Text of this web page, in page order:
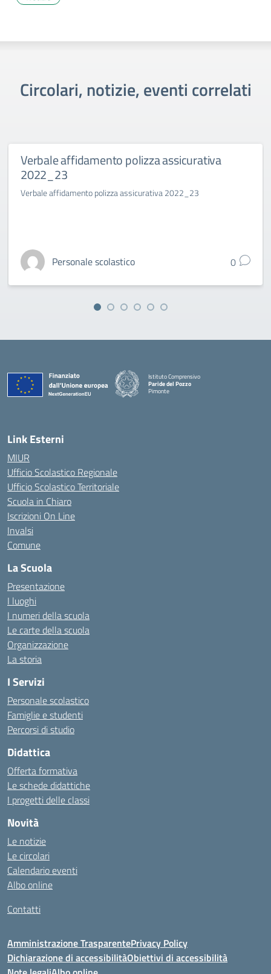
Circolari, notizie, eventi correlati
Verbale affidamento polizza assicurativa
2022_23
Verbale affidamento polizza assicurativa 2022_23
Personale scolastico 0
Istituto Comprensivo
Paride del Pozzo
Pimonte
Link Esterni
MIUR
Ufficio Scolastico Regionale
Ufficio Scolastico Territoriale
Scuola in Chiaro
Iscrizioni On Line
Invalsi
Comune
La Scuola
Presentazione
I luoghi
I numeri della scuola
Le carte della scuola
Organizzazione
La storia
I Servizi
Personale scolastico
Famiglie e studenti
Percorsi di studio
Didattica
Offerta formativa
Le schede didattiche
I progetti delle classi
Novità
Le notizie
Le circolari
Calendario eventi
Albo online
Contatti
Amministrazione TrasparentePrivacy Policy
Dichiarazione di accessibilitàObiettivi di accessibilità